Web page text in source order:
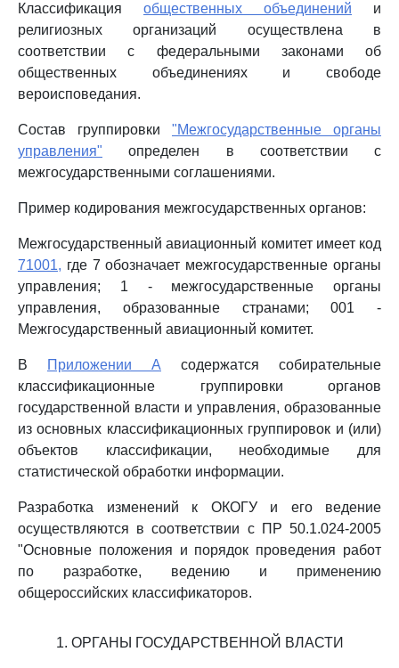
Классификация общественных объединений и
религиозных организаций осуществлена в
соответствии с федеральными законами об
общественных объединениях и свободе
вероисповедания.
Состав группировки "Межгосударственные органы
управления" определен в соответствии с
межгосударственными соглашениями.
Пример кодирования межгосударственных органов:
Межгосударственный авиационный комитет имеет код
71001, где 7 обозначает межгосударственные органы
управления; 1 - межгосударственные органы
управления, образованные странами; 001 -
Межгосударственный авиационный комитет.
В Приложении А содержатся собирательные
классификационные группировки органов
государственной власти и управления, образованные
из основных классификационных группировок и (или)
объектов классификации, необходимые для
статистической обработки информации.
Разработка изменений к ОКОГУ и его ведение
осуществляются в соответствии с ПР 50.1.024-2005
"Основные положения и порядок проведения работ
по разработке, ведению и применению
общероссийских классификаторов.
1. ОРГАНЫ ГОСУДАРСТВЕННОЙ ВЛАСТИ